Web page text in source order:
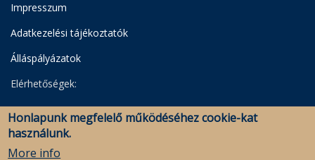
Impresszum
Adatkezelési tájékoztatók
Álláspályázatok
Elérhetőségek:
Egyetemi Könyvtár
Levéltár
Savaria Könyvtár és Levéltár (Szombathely)
Honlapunk megfelelő működéséhez cookie-kat
használunk.
More info